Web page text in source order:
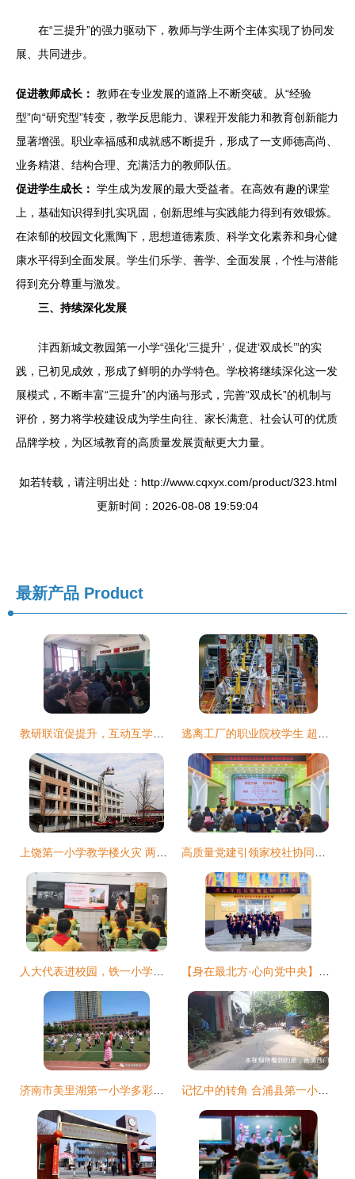
在“三提升”的强力驱动下，教师与学生两个主体实现了协同发
展、共同进步。
促进教师成长： 教师在专业发展的道路上不断突破。从“经验
型”向“研究型”转变，教学反思能力、课程开发能力和教育创新能力
显著增强。职业幸福感和成就感不断提升，形成了一支师德高尚、
业务精湛、结构合理、充满活力的教师队伍。
促进学生成长： 学生成为发展的最大受益者。在高效有趣的课堂
上，基础知识得到扎实巩固，创新思维与实践能力得到有效锻炼。
在浓郁的校园文化熏陶下，思想道德素质、科学文化素养和身心健
康水平得到全面发展。学生们乐学、善学、全面发展，个性与潜能
得到充分尊重与激发。
三、持续深化发展
沣西新城文教园第一小学“强化‘三提升’，促进‘双成长’”的实
践，已初见成效，形成了鲜明的办学特色。学校将继续深化这一发
展模式，不断丰富“三提升”的内涵与形式，完善“双成长”的机制与
评价，努力将学校建设成为学生向往、家长满意、社会认可的优质
品牌学校，为区域教育的高质量发展贡献更大力量。
如若转载，请注明出处：http://www.cqxyx.com/product/323.html
更新时间：2026-08-08 19:59:04
最新产品 Product